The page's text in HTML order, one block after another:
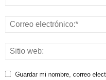
Guardar mi nombre, correo